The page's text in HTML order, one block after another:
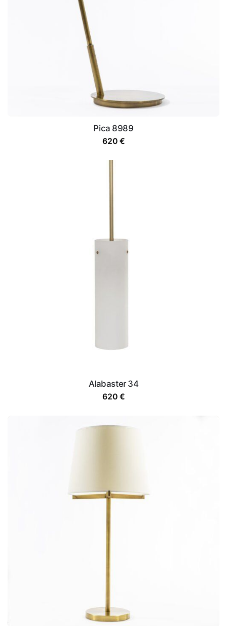
Pica 8989
620 €
Alabaster 34
620 €